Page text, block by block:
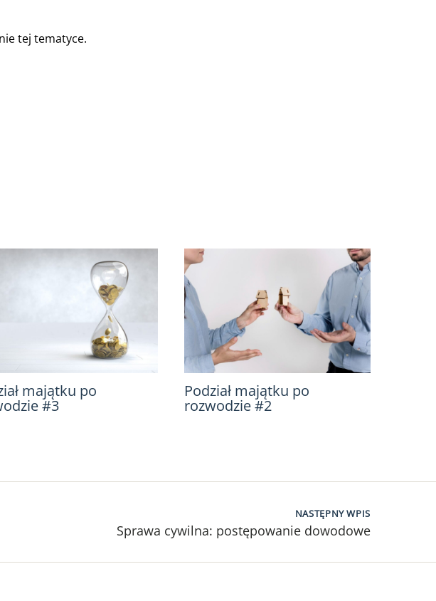
tej tematyce.
majątku po
#3
Podział majątku po
rozwodzie #2
NASTĘPNY WPIS
Sprawa cywilna: postępowanie dowodowe